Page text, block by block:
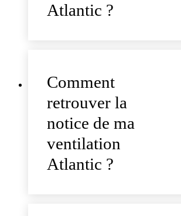
Atlantic ?
Comment
retrouver la
notice de ma
ventilation
Atlantic ?